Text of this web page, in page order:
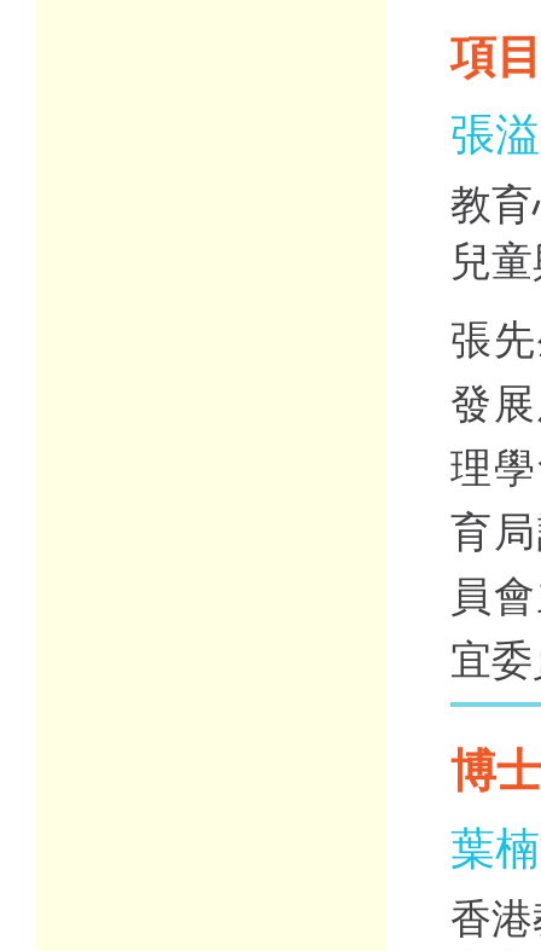
項
張
教
兒
張
發
理
育
員
宜
博
葉
香